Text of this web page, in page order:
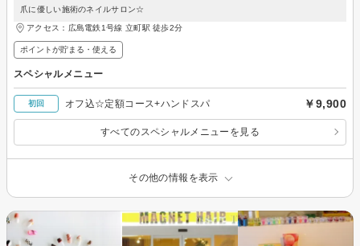
爪に優しい施術のネイルサロン☆
アクセス：広島電鉄1号線 立町駅 徒歩2分
ポイントが貯まる・使える
スペシャルメニュー
初回 オフ込☆定額コース+ハンドスパ ￥9,900
すべてのスペシャルメニューを見る
その他の情報を表示